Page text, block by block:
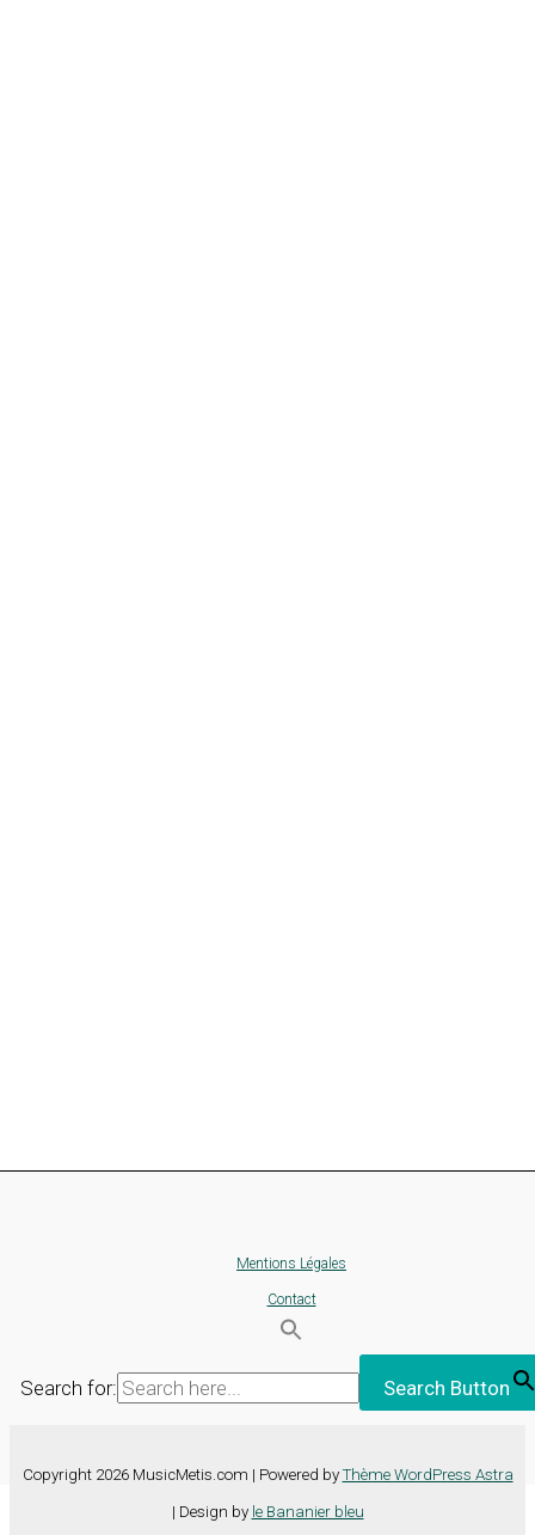
Mentions Légales
Contact
Search for: Search Button
Copyright 2026 MusicMetis.com | Powered by Thème WordPress Astra
| Design by le Bananier bleu